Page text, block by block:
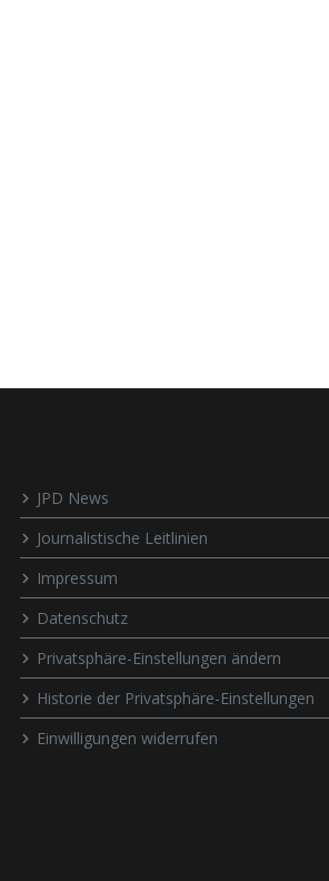
JPD News
Journalistische Leitlinien
Impressum
Datenschutz
Privatsphäre-Einstellungen ändern
Historie der Privatsphäre-Einstellungen
Einwilligungen widerrufen